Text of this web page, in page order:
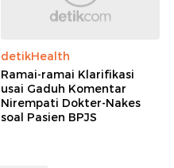
detikHealth
Ramai-ramai Klarifikasi
usai Gaduh Komentar
Nirempati Dokter-Nakes
soal Pasien BPJS